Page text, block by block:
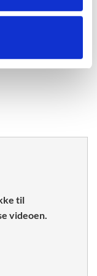
for dem,
til
videoen.